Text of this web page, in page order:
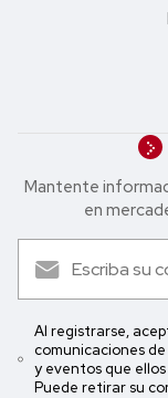
Mantente
en
Al registrarse,
comunicaciones
y eventos que
Puede retirar su